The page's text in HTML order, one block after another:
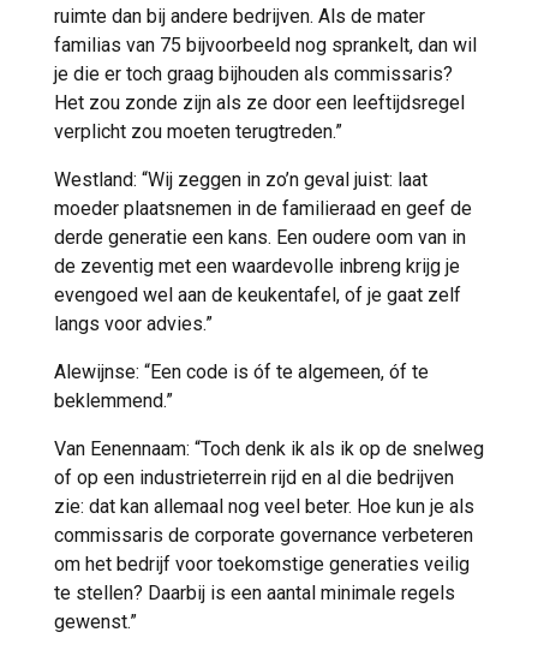
ruimte dan bij andere bedrijven. Als de mater
familias van 75 bijvoorbeeld nog sprankelt, dan wil
je die er toch graag bijhouden als commissaris?
Het zou zonde zijn als ze door een leeftijdsregel
verplicht zou moeten terugtreden.”
Westland: “Wij zeggen in zo’n geval juist: laat
moeder plaatsnemen in de familieraad en geef de
derde generatie een kans. Een oudere oom van in
de zeventig met een waardevolle inbreng krijg je
evengoed wel aan de keukentafel, of je gaat zelf
langs voor advies.”
Alewijnse: “Een code is óf te algemeen, óf te
beklemmend.”
Van Eenennaam: “Toch denk ik als ik op de snelweg
of op een industrieterrein rijd en al die bedrijven
zie: dat kan allemaal nog veel beter. Hoe kun je als
commissaris de corporate governance verbeteren
om het bedrijf voor toekomstige generaties veilig
te stellen? Daarbij is een aantal minimale regels
gewenst.”